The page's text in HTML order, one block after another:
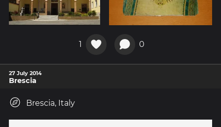
1 0
27 July 2014
Brescia
Brescia, Italy